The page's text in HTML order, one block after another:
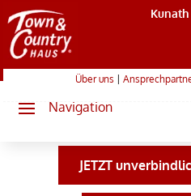
Über uns
JETZT